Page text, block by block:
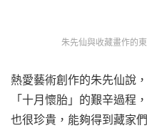
朱先仙與收藏畫作的
熱愛藝術創作的朱先仙說
「十月懷胎」的艱辛過程
也很珍貴，能夠得到藏家